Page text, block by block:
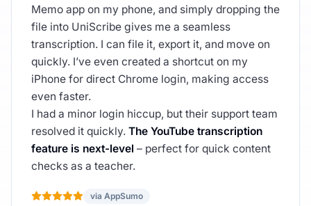
Memo app on my phone, and simply dropping the
file into UniScribe gives me a seamless
transcription. I can file it, export it, and move on
quickly. I’ve even created a shortcut on my
iPhone for direct Chrome login, making access
even faster.
I had a minor login hiccup, but their support team
resolved it quickly. The YouTube transcription
feature is next-level – perfect for quick content
checks as a teacher.
via AppSumo